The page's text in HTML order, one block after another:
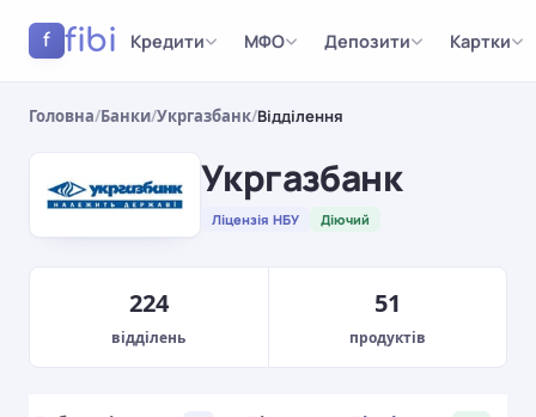
f fibi Кредити МФО Депозити Картки
Головна/Банки/Укргазбанк/Відділення
Укргазбанк
Ліцензія НБУ Діючий
224
відділень
51
продуктів